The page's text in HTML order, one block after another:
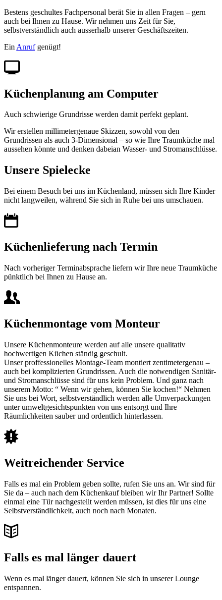
Bestens geschultes Fachpersonal berät Sie in allen Fragen – gern
auch bei Ihnen zu Hause. Wir nehmen uns Zeit für Sie,
selbstverständlich auch ausserhalb unserer Geschäftszeiten.
Ein Anrufgenügt!
Küchenplanung am Computer
Auch schwierige Grundrisse werden damit perfekt geplant.
Wir erstellen millimetergenaue Skizzen, sowohl von den
Grundrissen als auch 3-Dimensional – so wie Ihre Traumküche mal
aussehen könnte und denken dabeian Wasser- und Stromanschlüsse.
Unsere Spielecke
Bei einem Besuch bei uns im Küchenland, müssen sich Ihre Kinder
nicht langweilen, während Sie sich in Ruhe bei uns umschauen.
Küchenlieferung nach Termin
Nach vorheriger Terminabsprache liefern wir Ihre neue Traumküche
pünktlich bei Ihnen zu Hause an.
Küchenmontage vom Monteur
Unsere Küchenmonteure werden auf alle unsere qualitativ
hochwertigen Küchen ständig geschult.
Unser proffessionelles Montage-Team montiert zentimetergenau –
auch bei komplizierten Grundrissen. Auch die notwendigen Sanitär-
und Stromanschlüsse sind für uns kein Problem. Und ganz nach
unserem Motto: “ Wenn wir gehen, können Sie kochen!“ Nehmen
Sie uns bei Wort, selbstverständlich werden alle Umverpackungen
unter umweltgesichtspunkten von uns entsorgt und Ihre
Räumlichkeiten sauber und ordentlich hinterlassen.
Weitreichender Service
Falls es mal ein Problem geben sollte, rufen Sie uns an. Wir sind für
Sie da – auch nach dem Küchenkauf bleiben wir Ihr Partner! Sollte
einmal eine Tür nachgestellt werden müssen, ist dies für uns eine
Selbstverständlichkeit, auch noch nach Monaten.
Falls es mal länger dauert
Wenn es mal länger dauert, können Sie sich in unserer Lounge
entspannen.